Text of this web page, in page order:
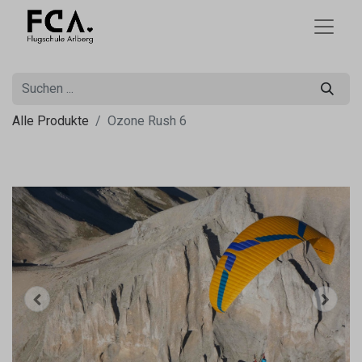
Alle Produkte Ozone Rush 6